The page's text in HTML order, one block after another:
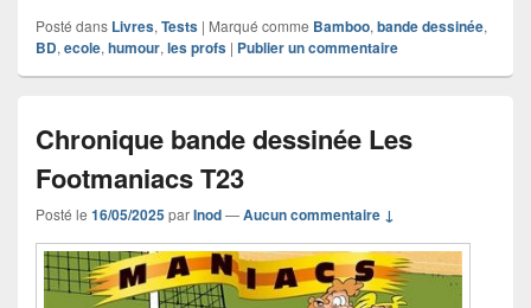
Posté dans Livres, Tests | Marqué comme Bamboo, bande dessinée,
BD, ecole, humour, les profs | Publier un commentaire
Chronique bande dessinée Les
Footmaniacs T23
Posté le 16/05/2025parInod—Aucun commentaire ↓